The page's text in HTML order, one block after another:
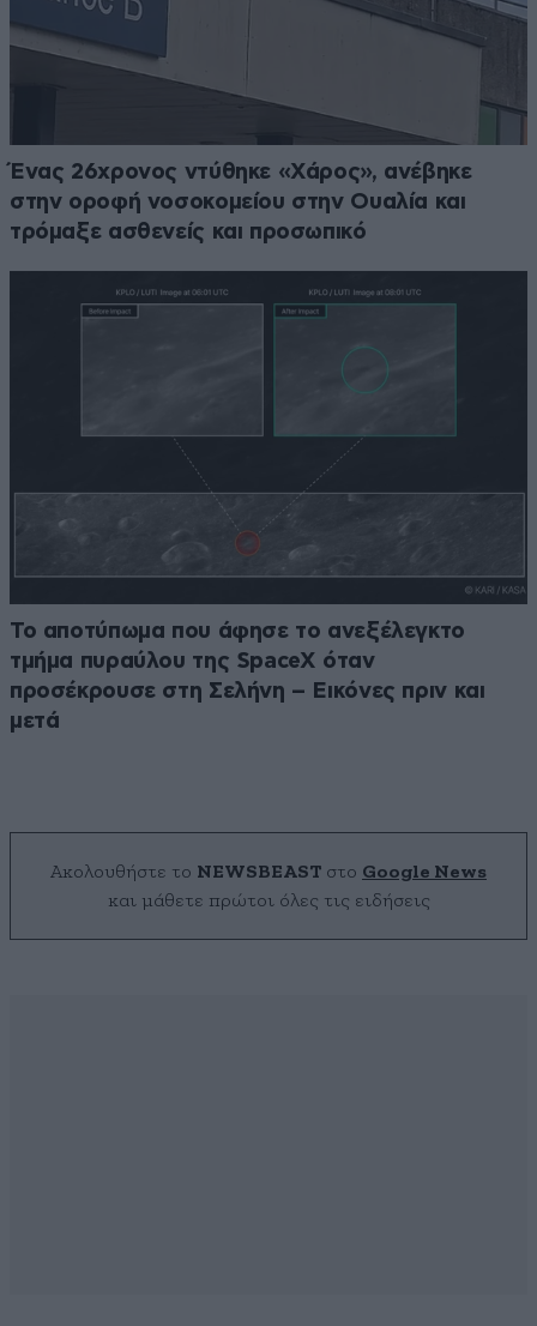
Ένας 26χρονος ντύθηκε «Χάρος», ανέβηκε
στην οροφή νοσοκομείου στην Ουαλία και
τρόμαξε ασθενείς και προσωπικό
Το αποτύπωμα που άφησε το ανεξέλεγκτο
τμήμα πυραύλου της SpaceX όταν
προσέκρουσε στη Σελήνη – Εικόνες πριν και
μετά
Ακολουθήστε το NEWSBEAST στο Google News
και μάθετε πρώτοι όλες τις ειδήσεις